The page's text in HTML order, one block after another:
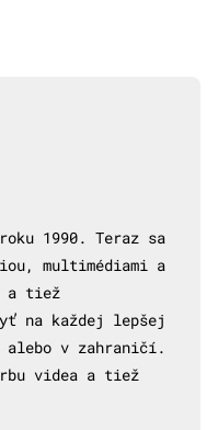
1990. Teraz sa
multimédiami a
a tiež
na každej lepšej
alebo v zahraničí.
videa a tiež